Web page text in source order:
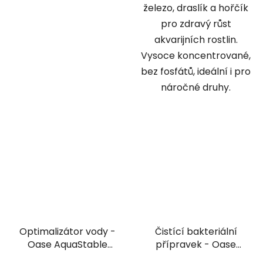
železo, draslík a hořčík
pro zdravý růst
akvarijních rostlin.
Vysoce koncentrované,
bez fosfátů, ideální i pro
náročné druhy.
Optimalizátor vody -
Oase AquaStable
Čistící bakteriální
přípravek - Oase